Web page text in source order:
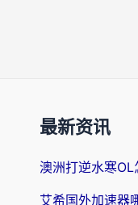
最新资讯